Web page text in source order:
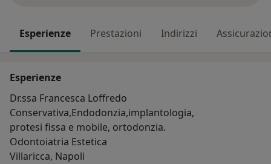
Esperienze Prestazioni Indirizzi
Esperienze
Dr.ssa Francesca Loffredo
Conservativa,Endodonzia,implantologia,
protesi fissa e mobile, ortodonzia.
Odontoiatria Estetica
Villaricca, Napoli